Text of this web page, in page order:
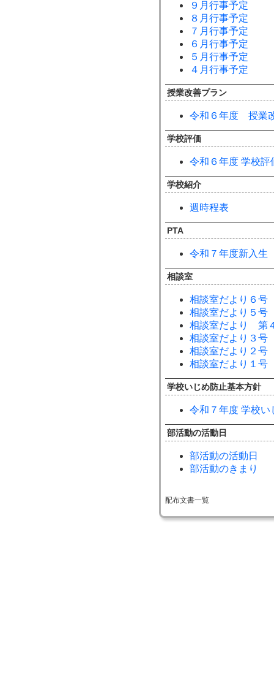
９月行事予定
８月行事予定
７月行事予定
６月行事予定
５月行事予定
４月行事予定
授業改善プラン
令和６年度 授業
学校評価
令和６年度 学校評
学校紹介
週時程表
PTA
令和７年度新入
相談室
相談室だより６号
相談室だより５号
相談室だより 第
相談室だより３号
相談室だより２号
相談室だより１号
学校いじめ防止基本方針
令和７年度 学校い
部活動の活動日
部活動の活動日
部活動のきまり
配布文書一覧